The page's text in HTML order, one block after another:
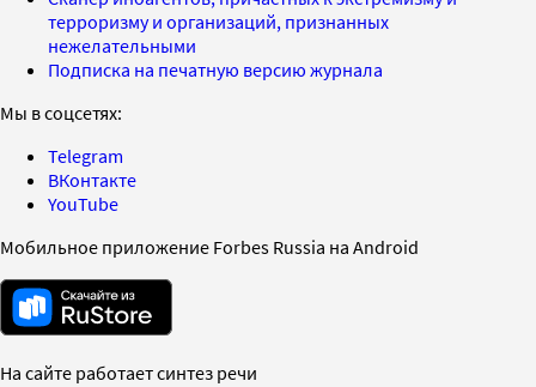
терроризму и организаций, признанных
нежелательными
Подписка на печатную версию журнала
Мы в соцсетях:
Telegram
ВКонтакте
YouTube
Мобильное приложение Forbes Russia на Android
На сайте работает синтез речи